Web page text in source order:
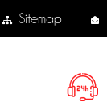
Sitemap